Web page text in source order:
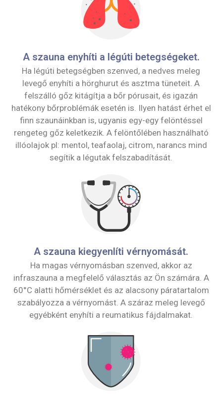
A szauna enyhíti a légúti betegségeket.
Ha légúti betegségben szenved, a nedves meleg
levegő enyhíti a hörghurut és asztma tüneteit. A
felszálló gőz kitágítja a bőr pórusait, és igazán
hatékony bőrproblémák esetén is. Ilyen hatást érhet el
finn szaunáinkban is, ugyanis egy-egy felöntéssel
rengeteg gőz keletkezik. A felöntőlében használható
illóolajok pl: mentol, teafaolaj, citrom, narancs mind
segítik a légutak felszabadítását.
A szauna kiegyenlíti vérnyomását.
Ha magas vérnyomásban szenved, akkor az
infraszauna a megfelelő választás az Ön számára. A
60°C alatti hőmérséklet és az alacsony páratartalom
szabályozza a vérnyomást. A száraz meleg levegő
egyébként enyhíti a reumatikus fájdalmakat.